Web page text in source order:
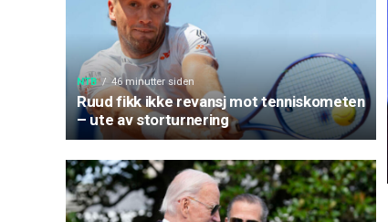
NTB 46 minutter siden
Ruud fikk ikke revansj mot tenniskometen
– ute av storturnering